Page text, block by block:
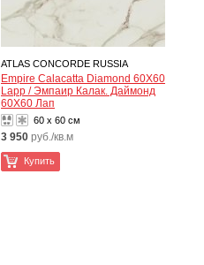
ATLAS CONCORDE RUSSIA
Empire Calacatta Diamond 60X60
Lapp / Эмпаир Калак. Даймонд
60X60 Лап
60 x 60 см
3 950 руб./кв.м
Купить